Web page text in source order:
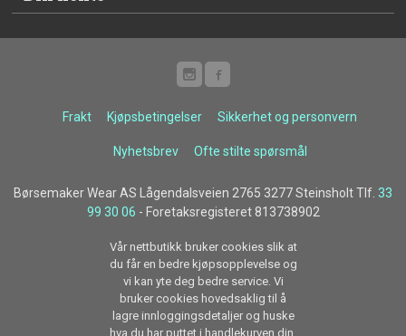
Frakt Kjøpsbetingelser Sikkerhet og personvern
Nyhetsbrev Ofte stilte spørsmål
Børsemaker Wear AS Lågendalsveien 2765 3277 Steinsholt Tlf. 33
99 30 06 - Foretaksregisteret 813738902
Vår nettbutikk bruker cookies slik at
du får en bedre kjøpsopplevelse og
vi kan yte deg bedre service. Vi
bruker cookies hovedsaklig til å
lagre innloggingsdetaljer og huske
hva du har puttet i handlekurven din.